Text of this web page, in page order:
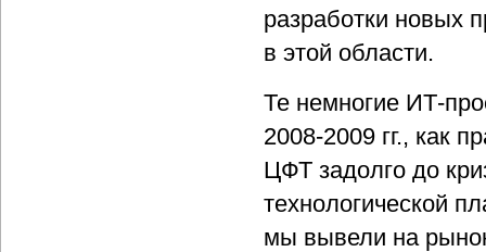
разработки новых
в этой области.
Те немногие ИТ-
2008-2009 гг., как
ЦФТ задолго до
технологической
мы вывели на